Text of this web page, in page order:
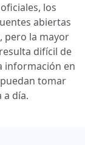
los
abiertas
pero la mayor
difícil de
información en
tomar
a día.